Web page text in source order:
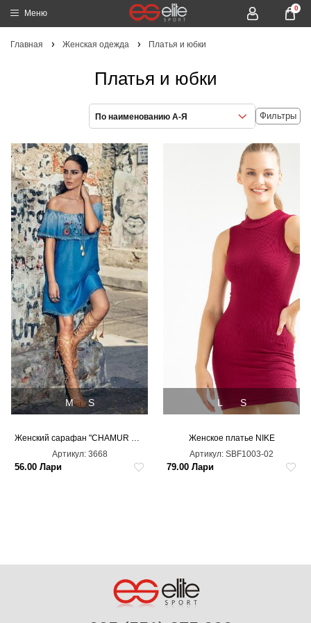
Меню
0
Главная Женская одежда Платья и юбки
Платья и юбки
По наименованию А-Я Фильтры
M S
Женский сарафан "CHAMUR NATIONAL"
Артикул: 3668
56.00 Лари
L S
Женское платье NIKE
Артикул: SBF1003-02
79.00 Лари